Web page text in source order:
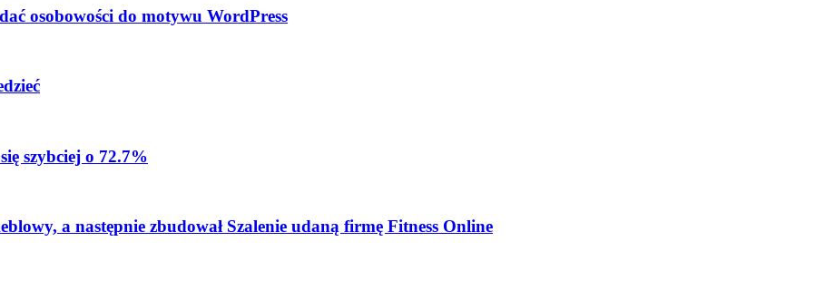
osobowości do motywu WordPress
szybciej o 72.7%
a następnie zbudował Szalenie udaną firmę Fitness Online